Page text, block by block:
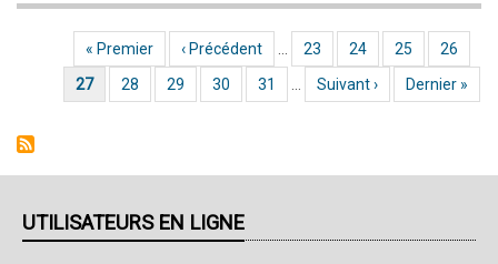
et
dimanche
30
Pagination
Première page
« Premier Page précédente
‹ Précédent Page
23 Page
24 Page
25 Page
26
Page courante
27 Page
28 Page
29 Page
30 Page
31 Page suivante
Suivant › Dernière page
Dernier »
UTILISATEURS EN LIGNE